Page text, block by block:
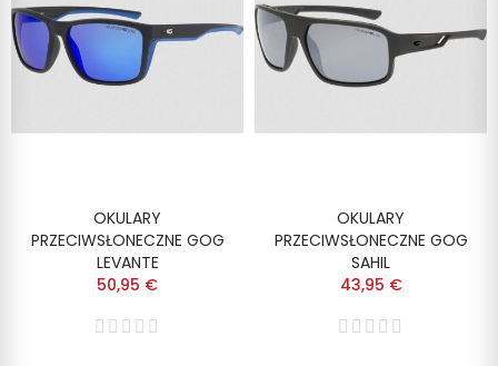
OKULARY
PRZECIWSŁONECZNE GOG
LEVANTE
50,95 €
OKULARY
PRZECIWSŁONECZNE GOG
SAHIL
43,95 €